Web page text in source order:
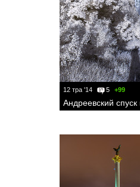
12 тра '14 5 +99
Андреевский